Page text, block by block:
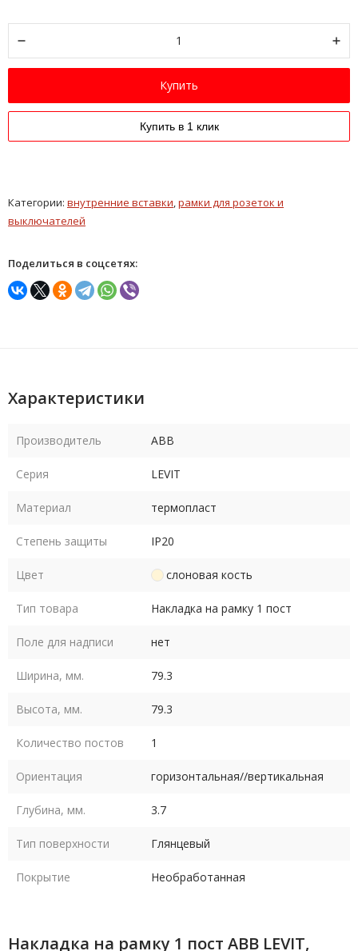
Купить
Купить в 1 клик
Категории: внутренние вставки рамки для розеток и
выключателей
Поделиться в соцсетях:
Характеристики
Производитель ABB
Серия LEVIT
Материал термопласт
Степень защиты IP20
Цвет слоновая кость
Тип товара Накладка на рамку 1 пост
Поле для надписи нет
Ширина, мм. 79.3
Высота, мм. 79.3
Количество постов 1
Ориентация горизонтальная//вертикальная
Глубина, мм. 3.7
Тип поверхности Глянцевый
Покрытие Необработанная
Накладка на рамку 1 пост ABB LEVIT,